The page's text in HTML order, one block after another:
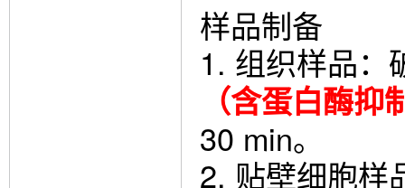
样品制备
1. 组织样品
（含蛋白酶
30 min。
2. 贴壁细胞样